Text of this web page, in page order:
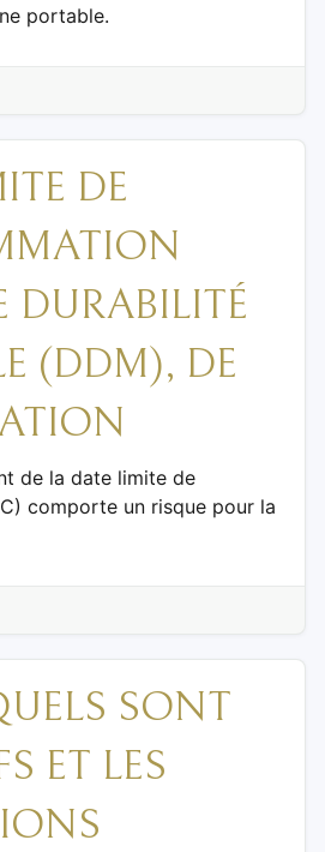
portable.
DE
DURABILITÉ
(DDM), DE
de la date limite de
comporte un risque pour la
SONT
ET LES